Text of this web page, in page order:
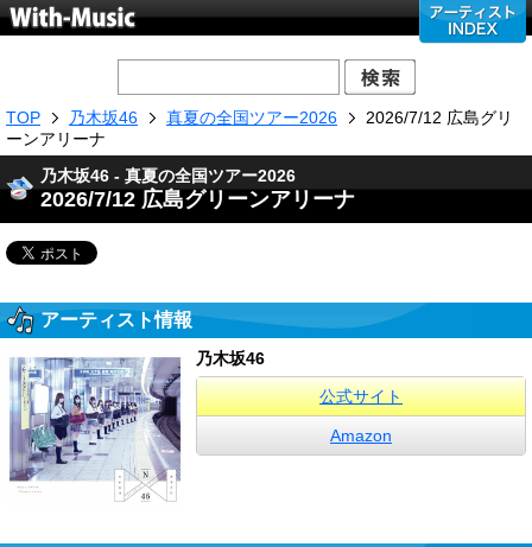
TOP 乃木坂46 真夏の全国ツアー2026
2026/7/12 広島グリ
ーンアリーナ
乃木坂46 - 真夏の全国ツアー2026
2026/7/12 広島グリーンアリーナ
アーティスト情報
乃木坂46
公式サイト
Amazon